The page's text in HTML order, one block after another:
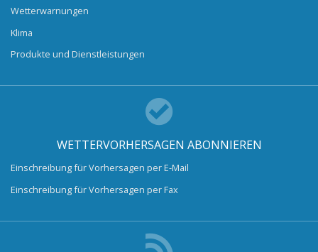
Wetterwarnungen
Klima
Produkte und Dienstleistungen
WETTERVORHERSAGEN ABONNIEREN
Einschreibung für Vorhersagen per E-Mail
Einschreibung für Vorhersagen per Fax